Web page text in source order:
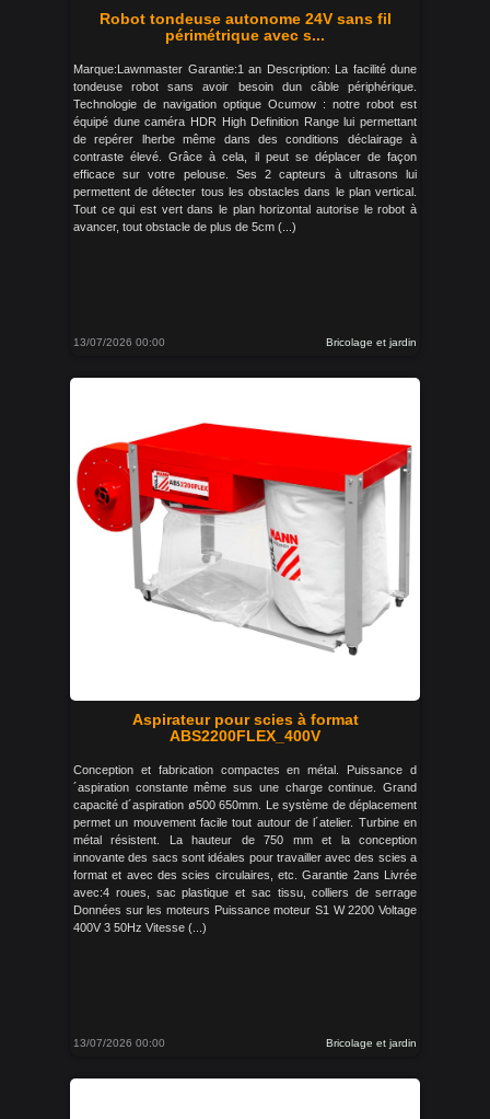
Robot tondeuse autonome 24V sans fil
périmétrique avec s...
Marque:Lawnmaster Garantie:1 an Description: La facilité dune
tondeuse robot sans avoir besoin dun câble périphérique.
Technologie de navigation optique Ocumow : notre robot est
équipé dune caméra HDR High Definition Range lui permettant
de repérer lherbe même dans des conditions déclairage à
contraste élevé. Grâce à cela, il peut se déplacer de façon
efficace sur votre pelouse. Ses 2 capteurs à ultrasons lui
permettent de détecter tous les obstacles dans le plan vertical.
Tout ce qui est vert dans le plan horizontal autorise le robot à
avancer, tout obstacle de plus de 5cm (...)
13/07/2026 00:00 Bricolage et jardin
Aspirateur pour scies à format
ABS2200FLEX_400V
Conception et fabrication compactes en métal. Puissance d
´aspiration constante même sus une charge continue. Grand
capacité d´aspiration ø500 650mm. Le système de déplacement
permet un mouvement facile tout autour de l´atelier. Turbine en
métal résistent. La hauteur de 750 mm et la conception
innovante des sacs sont idéales pour travailler avec des scies a
format et avec des scies circulaires, etc. Garantie 2ans Livrée
avec:4 roues, sac plastique et sac tissu, colliers de serrage
Données sur les moteurs Puissance moteur S1 W 2200 Voltage
400V 3 50Hz Vitesse (...)
13/07/2026 00:00 Bricolage et jardin